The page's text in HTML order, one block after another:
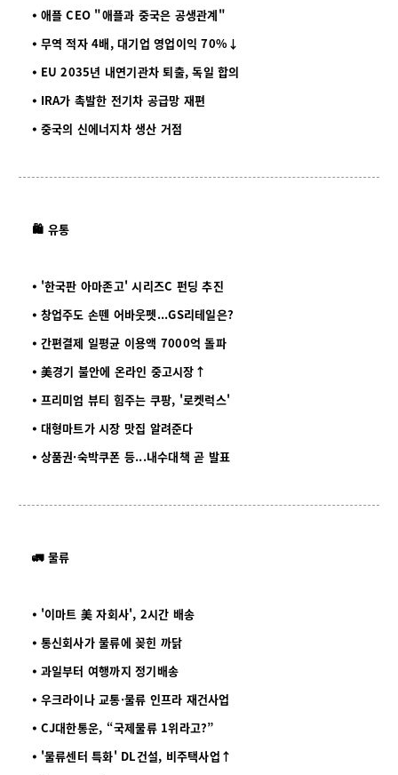
⦁ 애플 CEO "애플과 중국은 공생관계"
⦁ 무역 적자 4배, 대기업 영업이익 70%↓
⦁ EU 2035년 내연기관차 퇴출, 독일 합의
⦁ IRA가 촉발한 전기차 공급망 재편
⦁ 중국의 신에너지차 생산 거점
🛍️ 유통
⦁ '한국판 아마존고' 시리즈C 펀딩 추진
⦁ 창업주도 손뗀 어바웃펫...GS리테일은?
⦁ 간편결제 일평균 이용액 7000억 돌파
⦁ 美경기 불안에 온라인 중고시장↑
⦁ 프리미엄 뷰티 힘주는 쿠팡, '로켓럭스'
⦁ 대형마트가 시장 맛집 알려준다
⦁ 상품권·숙박쿠폰 등...내수대책 곧 발표
🚛 물류
⦁ '이마트 美 자회사', 2시간 배송
⦁ 통신회사가 물류에 꽂힌 까닭
⦁ 과일부터 여행까지 정기배송
⦁ 우크라이나 교통·물류 인프라 재건사업
⦁ CJ대한통운, “국제물류 1위라고?”
⦁ '물류센터 특화' DL건설, 비주택사업↑